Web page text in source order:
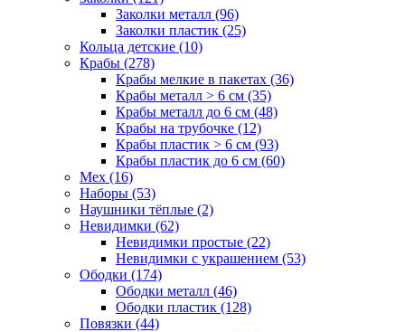
Заколки металл (96)
Заколки пластик (25)
Кольца детские (10)
Крабы (278)
Крабы мелкие в пакетах (36)
Крабы металл > 6 см (35)
Крабы металл до 6 см (48)
Крабы на трубочке (12)
Крабы пластик > 6 см (93)
Крабы пластик до 6 см (60)
Мех (16)
Наборы (53)
Наушники тёплые (2)
Невидимки (62)
Невидимки простые (22)
Невидимки с украшением (53)
Ободки (174)
Ободки металл (46)
Ободки пластик (128)
Повязки (44)